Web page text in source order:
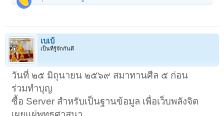
เบเบ้
เป็นที่รู้จักกันดี
วันที่ ๒๕ มิถุนายน ๒๕๖๙ สมาทานศีล ๕ ก่อน
ร่วมทำบุญ
ซื้อ Server สำหรับเป็นฐานข้อมูล เพื่อเว็บพลังจิต